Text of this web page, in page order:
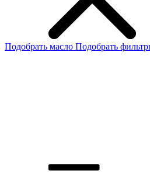
Подобрать масло Подобрать